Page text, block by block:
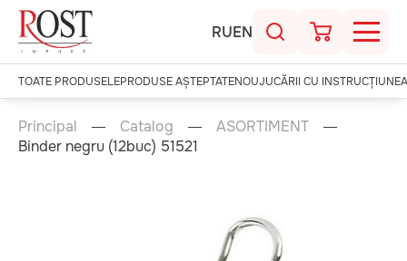
RUEN
TOATE PRODUSELEPRODUSE AȘTEPTATENOUJUCĂRII CU
Principal Catalog
ASORTIMENT
Binder negru (12buc) 51521